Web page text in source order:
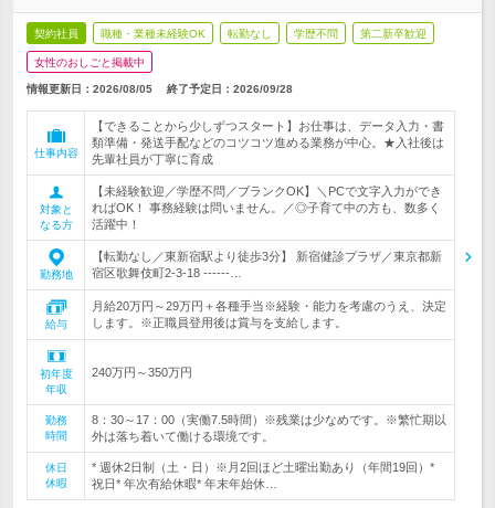
契約社員 職種・業種未経験OK 転勤なし 学歴不問 第二新卒歓迎
女性のおしごと掲載中
情報更新日：2026/08/05 終了予定日： 2026/09/28
仕事内容
【できることから少しずつスタート】お仕事は、データ入力・書
類準備・発送手配などのコツコツ進める業務が中心。★入社後は
先輩社員が丁寧に育成
対象と
なる方
【未経験歓迎／学歴不問／ブランクOK】＼PCで文字入力ができ
ればOK！ 事務経験は問いません。／◎子育て中の方も、数多く
活躍中！
勤務地
【転勤なし／東新宿駅より徒歩3分】 新宿健診プラザ／東京都新
宿区歌舞伎町2-3-18 ------…
給与
月給20万円～29万円＋各種手当※経験・能力を考慮のうえ、決定
します。※正職員登用後は賞与を支給します。
初年度
年収
240万円～350万円
勤務
時間
8：30～17：00（実働7.5時間）※残業は少なめです。※繁忙期以
外は落ち着いて働ける環境です。
休日
休暇
* 週休2日制（土・日）※月2回ほど土曜出勤あり（年間19回）*
祝日* 年次有給休暇* 年末年始休…